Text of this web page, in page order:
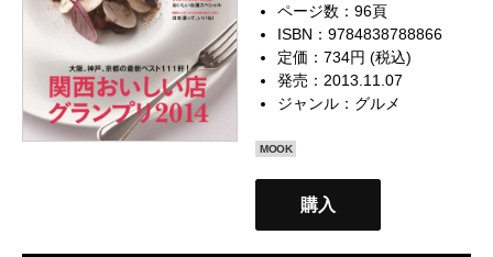
ページ数：96頁
ISBN：9784838788866
定価：734円 (税込)
発売：2013.11.07
ジャンル： グルメ
MOOK
購入